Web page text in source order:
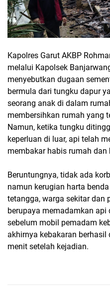
Kapolres Garut AKBP
melalui Kapolsek
menyebutkan dugaan
bermula dari tungku dapur
seorang anak di dalam
membersihkan rumah yang
Namun, ketika tungku
keperluan di luar, api telah
membakar habis rumah
Beruntungnya, tidak ada
namun kerugian harta
tetangga, warga sekitar dan
berupaya memadamkan api
sebelum mobil pemadam
akhirnya kebakaran
menit setelah kejadian.